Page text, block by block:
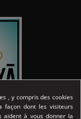
, y compris des cookies
façon dont les visiteurs
aident à vous donner la